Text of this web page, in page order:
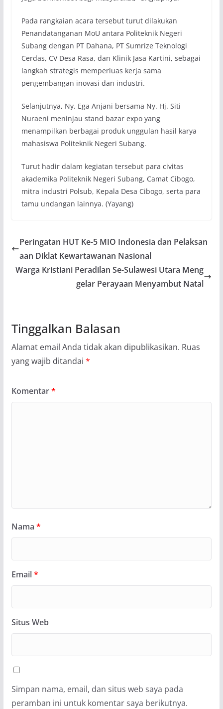
Pada rangkaian acara tersebut turut dilakukan
Penandatanganan MoU antara Politeknik Negeri
Subang dengan PT Dahana, PT Sumrize Teknologi
Cerdas, CV Desa Rasa, dan Klinik Jasa Kartini, sebagai
langkah strategis memperluas kerja sama
pengembangan inovasi dan industri.
Selanjutnya, Ny. Ega Anjani bersama Ny. Hj. Siti
Nuraeni meninjau stand bazar expo yang
menampilkan berbagai produk unggulan hasil karya
mahasiswa Politeknik Negeri Subang.
Turut hadir dalam kegiatan tersebut para civitas
akademika Politeknik Negeri Subang, Camat Cibogo,
mitra industri Polsub, Kepala Desa Cibogo, serta para
tamu undangan lainnya. (Yayang)
Peringatan HUT Ke-5 MIO Indonesia dan Pelaksan
aan Diklat Kewartawanan Nasional
Warga Kristiani Peradilan Se-Sulawesi Utara Meng
gelar Perayaan Menyambut Natal
Tinggalkan Balasan
Alamat email Anda tidak akan dipublikasikan. Ruas
yang wajib ditandai *
Komentar*
Nama *
Email*
Situs Web
Simpan nama, email, dan situs web saya pada
peramban ini untuk komentar saya berikutnya.